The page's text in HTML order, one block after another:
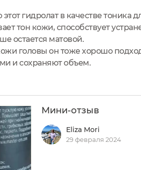
гидролат в качестве тоника
тон кожи, способствует
остается матовой.
головы он тоже хорошо
и сохраняют объем.
Мини-отзыв
Eliza Mori
29 февраля 2024